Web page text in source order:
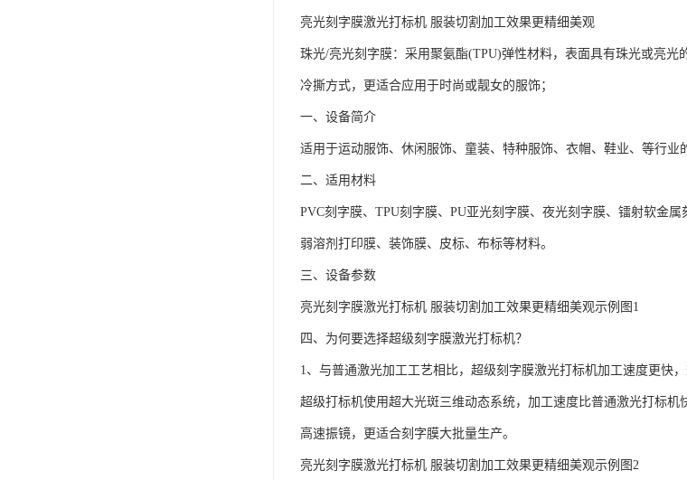
亮光刻字膜激光打标机 服装切割加工效果更精细美观
珠光/亮光刻字膜：采用聚氨酯(TPU)弹性材料，表面具有珠光或亮光
冷撕方式，更适合应用于时尚或靓女的服饰；
一、设备简介
适用于运动服饰、休闲服饰、童装、特种服饰、衣帽、鞋业、等行业
二、适用材料
PVC刻字膜、TPU刻字膜、PU亚光刻字膜、夜光刻字膜、镭射软金
弱溶剂打印膜、装饰膜、皮标、布标等材料。
三、设备参数
亮光刻字膜激光打标机 服装切割加工效果更精细美观示例图1
四、为何要选择超级刻字膜激光打标机？
1、与普通激光加工工艺相比，超级刻字膜激光打标机加工速度更快，
超级打标机使用超大光斑三维动态系统，加工速度比普通激光打标机
高速振镜，更适合刻字膜大批量生产。
亮光刻字膜激光打标机 服装切割加工效果更精细美观示例图2